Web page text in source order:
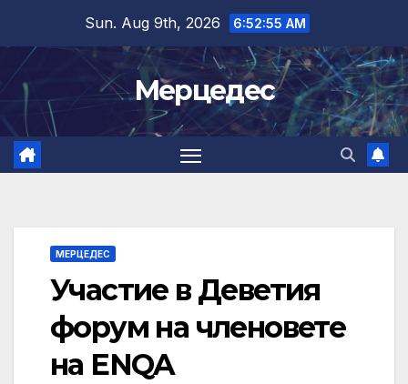
content
Sun. Aug 9th, 2026 6:52:56 AM
Мерцедес
МЕРЦЕДЕС
Участие в Деветия
форум на членовете
на ENQA